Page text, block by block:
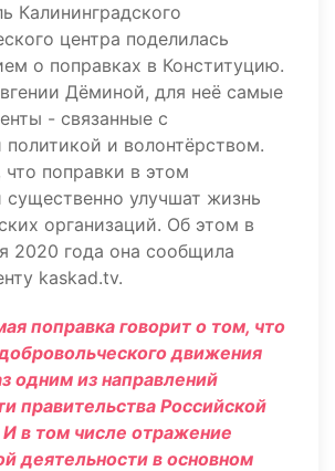
Калининградского
центра поделилась
о поправках в Конституцию.
Дёминой, для неё самые
- связанные с
и волонтёрством.
что поправки в этом
существенно улучшат жизнь
организаций. Об этом в
2020 года она сообщила
kaskad.tv.
поправка говорит о том, что
движения
одним из направлений
правительства Российской
в том числе отражение
деятельности в основном